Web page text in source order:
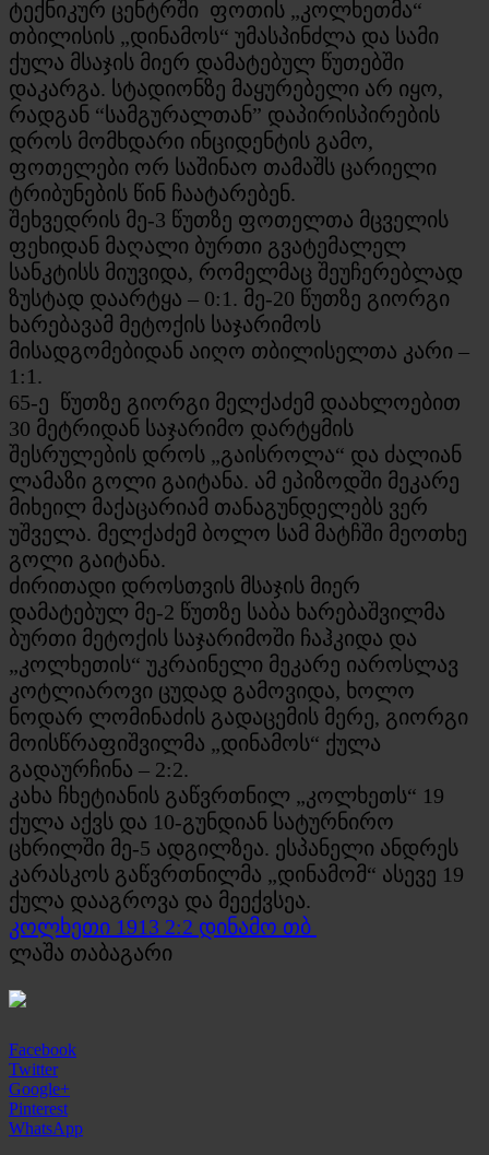
ტექნიკურ ცენტრში ფოთის „კოლხეთმა“
თბილისის „დინამოს“ უმასპინძლა და სამი
ქულა მსაჯის მიერ დამატებულ წუთებში
დაკარგა. სტადიონზე მაყურებელი არ იყო,
რადგან “სამგურალთან” დაპირისპირების
დროს მომხდარი ინციდენტის გამო,
ფოთელები ორ საშინაო თამაშს ცარიელი
ტრიბუნების წინ ჩაატარებენ.
შეხვედრის მე-3 წუთზე ფოთელთა მცველის
ფეხიდან მაღალი ბურთი გვატემალელ
სანკტისს მიუვიდა, რომელმაც შეუჩერებლად
ზუსტად დაარტყა – 0:1. მე-20 წუთზე გიორგი
ხარებავამ მეტოქის საჯარიმოს
მისადგომებიდან აიღო თბილისელთა კარი –
1:1.
65-ე წუთზე გიორგი მელქაძემ დაახლოებით
30 მეტრიდან საჯარიმო დარტყმის
შესრულების დროს „გაისროლა“ და ძალიან
ლამაზი გოლი გაიტანა. ამ ეპიზოდში მეკარე
მიხეილ მაქაცარიამ თანაგუნდელებს ვერ
უშველა. მელქაძემ ბოლო სამ მატჩში მეოთხე
გოლი გაიტანა.
ძირითადი დროსთვის მსაჯის მიერ
დამატებულ მე-2 წუთზე საბა ხარებაშვილმა
ბურთი მეტოქის საჯარიმოში ჩაჰკიდა და
„კოლხეთის“ უკრაინელი მეკარე იაროსლავ
კოტლიაროვი ცუდად გამოვიდა, ხოლო
ნოდარ ლომინაძის გადაცემის მერე, გიორგი
მოისწრაფიშვილმა „დინამოს“ ქულა
გადაურჩინა – 2:2.
კახა ჩხეტიანის გაწვრთნილ „კოლხეთს“ 19
ქულა აქვს და 10-გუნდიან სატურნირო
ცხრილში მე-5 ადგილზეა. ესპანელი ანდრეს
კარასკოს გაწვრთნილმა „დინამომ“ ასევე 19
ქულა დააგროვა და მეექვსეა.
​​​​​​​კოლხეთი 1913 2:2 დინამო თბ
ლაშა თაბაგარი
Facebook
Twitter
Google+
Pinterest
WhatsApp